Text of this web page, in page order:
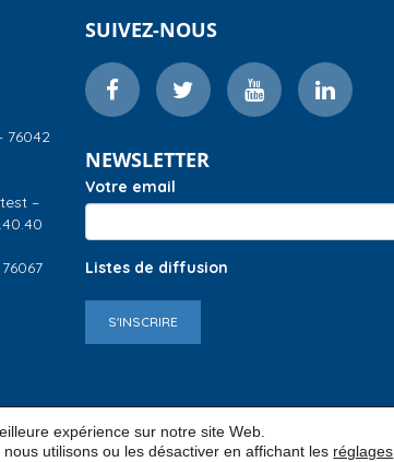
76042
–
SUIVEZ-NOUS
NEWSLETTER
Votre email
Listes de diffusion
S'INSCRIRE
expérience sur notre site Web.
utilisons ou les désactiver en affichant les réglages